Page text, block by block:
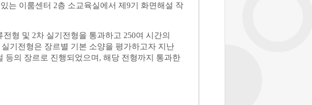
는 이룸센터 2층 소교육실에서 제 9기 화면해설 작
전형 및 2차 실기전형을 통과하고 250여 시간의
기전형은 장르별 기본 소양을 평가하고자 지난
등의 장르로 진행되었으며 , 해당 전형까지 통과한